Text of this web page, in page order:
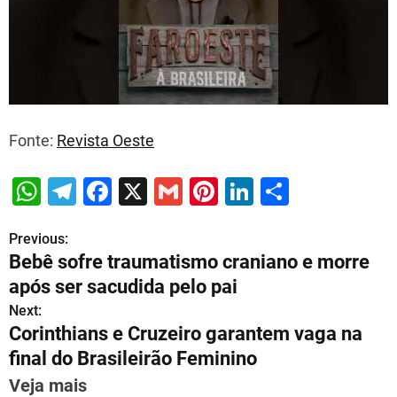
Fonte: Revista Oeste
W
at
s
A
p
p
T
e
gr
a
m
F
e
b
o
o
X
G
l
Pi
e
st
Li
k
e
n
e
P
o
s
t
n
Previous:
Bebê sofre traumatismo craniano e morre
após ser sacudida pelo pai
Next:
Corinthians e Cruzeiro garantem vaga na
final do Brasileirão Feminino
Veja mais